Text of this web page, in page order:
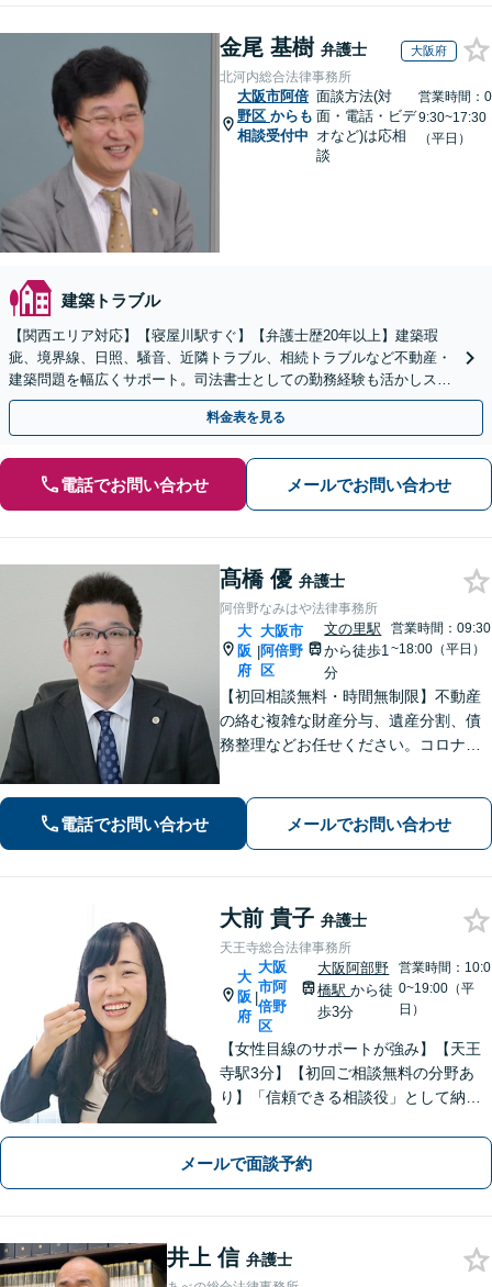
金尾 基樹 弁護士 大阪府
北河内総合法律事務所
大阪市阿倍
野区 からも
相談受付中
面談方法(対
面・電話・ビデ
オなど)は応相
談
営業時間：0
9:30~17:30
（平日）
建築トラブル
【関西エリア対応】【寝屋川駅すぐ】【弁護士歴20年以上】建築瑕
疵、境界線、日照、騒音、近隣トラブル、相続トラブルなど不動産・
建築問題を幅広くサポート。司法書士としての勤務経験も活かしスム
ーズに対処。【初回相談無料】【夜間・休日の相談可能】
料金表を見る
電話でお問い合わせ メールでお問い合わせ
髙橋 優 弁護士
阿倍野なみはや法律事務所
大
阪
府
|
大阪市
阿倍野
区
文の里駅
から徒歩1
分
営業時間：09:30
~18:00（平日）
【初回相談無料・時間無制限】不動産
の絡む複雑な財産分与、遺産分割、債
務整理などお任せください。コロナ禍
添い、皆さまが安心して暮らせるよ
う、全力でお守りします。
電話でお問い合わせ メールでお問い合わせ
大前 貴子 弁護士
天王寺総合法律事務所
大
阪
府
|
大阪
市阿
倍野
区
大阪阿部野
橋駅から徒
歩3分
営業時間：10:0
0~19:00（平
日）
【女性目線のサポートが強み】【天王
寺駅3分】【初回ご相談無料の分野あ
り】「信頼できる相談役」として納得
づくりを心がけます【借金・債務整
理】経済状況に応じて適切な解決策を
ご提案します
メールで面談予約
井上 信 弁護士